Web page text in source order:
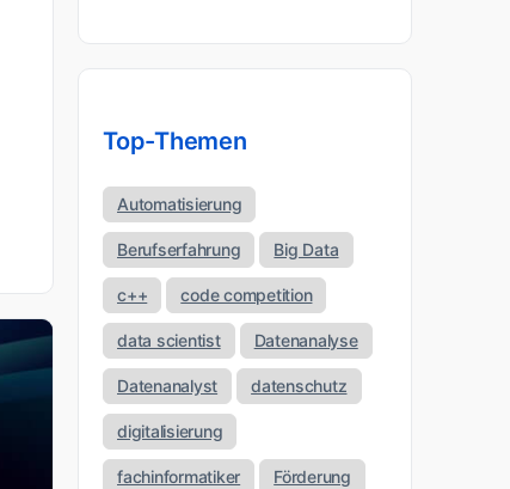
Top-Themen
Automatisierung
Berufserfahrung Big Data
c++ code competition
data scientist Datenanalyse
Datenanalyst datenschutz
digitalisierung
fachinformatiker Förderung